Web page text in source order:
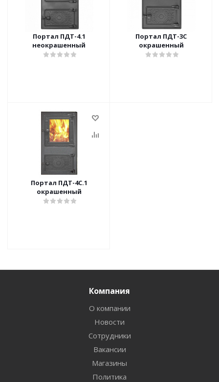
Портал ПДТ-4.1
неокрашенный
Портал ПДТ-3С
окрашенный
Портал ПДТ-4С.1
окрашенный
Компания
О компании
Новости
Сотрудники
Вакансии
Магазины
Политика